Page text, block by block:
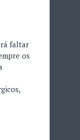
faltar
os